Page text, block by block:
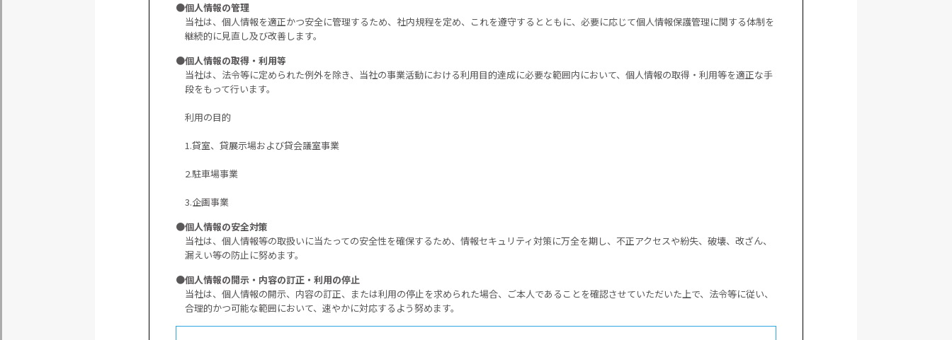
●個人情報の管理
当社は、個人情報を適正かつ安全に管理するため、社内規程を定め、これを遵守するとともに、必要に応じて個人情報保護管理に関する体制を
継続的に見直し及び改善します。
●個人情報の取得・利用等
当社は、法令等に定められた例外を除き、当社の事業活動における利用目的達成に必要な範囲内において、個人情報の取得・利用等を適正な手
段をもって行います。
利用の目的
1.貸室、貸展示場および貸会議室事業
2.駐車場事業
3.企画事業
●個人情報の安全対策
当社は、個人情報等の取扱いに当たっての安全性を確保するため、情報セキュリティ対策に万全を期し、不正アクセスや紛失、破壊、改ざん、
漏えい等の防止に努めます。
●個人情報の開示・内容の訂正・利用の停止
当社は、個人情報の開示、内容の訂正、または利用の停止を求められた場合、ご本人であることを確認させていただいた上で、法令等に従い、
合理的かつ可能な範囲において、速やかに対応するよう努めます。